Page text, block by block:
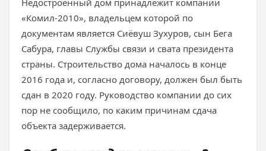
Недостроенный дом принадлежит компании
«Комил-2010», владельцем которой по
документам является Сиёвуш Зухуров, сын Бега
Сабура, главы Службы связи и свата президента
страны. Строительство дома началось в конце
2016 года и, согласно договору, должен был быть
сдан в 2020 году. Руководство компании до сих
пор не сообщило, по каким причинам сдача
объекта задерживается.